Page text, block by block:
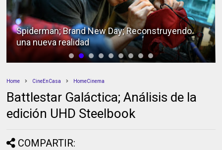
Spiderman; Brand New Day; Reconstruyendo
una nueva realidad
Home CineEnCasa HomeCinema
Battlestar Galáctica; Análisis de la
edición UHD Steelbook
COMPARTIR: